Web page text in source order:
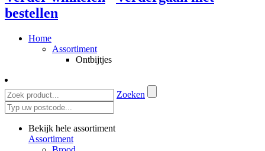
bestellen
Home
Assortiment
Ontbijtjes
Zoeken
Bekijk hele assortiment
Assortiment